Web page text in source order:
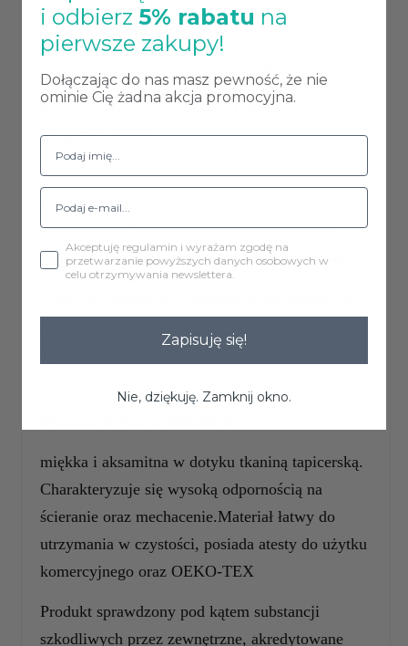
Szerokość siedziska: 93 cm,
Maksymalna waga obciążenia: 250 kg.
Sofy wysyłane są w całości. Tylko nóżki należy
wkręcić do fotela.
Uwaga:Monitor może dawać pewne
przekłamania kolorów, prezentowane kolory
mogą się nieznacznie różnić od rzeczywistości.
miękka i aksamitna w dotyku tkaniną tapicerską.
Charakteryzuje się wysoką odpornością na
ścieranie oraz mechacenie.Materiał łatwy do
utrzymania w czystości, posiada atesty do użytku
komercyjnego oraz OEKO-TEX
Produkt sprawdzony pod kątem substancji
szkodliwych przez zewnętrzne, akredytowane
i odbierz 5% rabatu na
pierwsze zakupy!
Dołączając do nas masz pewność, że nie
ominie Cię żadna akcja promocyjna.
Akceptuję regulamin i wyrażam zgodę na
przetwarzanie powyższych danych osobowych w
celu otrzymywania newslettera.
Zapisuję się!
Nie, dziękuję. Zamknij okno.